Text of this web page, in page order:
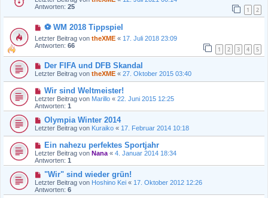
Antworten: 25 1 2
⚽ WM 2018 Tippspiel
Letzter Beitrag von theXME « 17. Juli 2018 23:09
Antworten: 66 1 2 3 4 5
Der FIFA und DFB Skandal
Letzter Beitrag von theXME « 27. Oktober 2015 03:40
Wir sind Weltmeister!
Letzter Beitrag von Marillo « 22. Juni 2015 12:25
Antworten: 1
Olympia Winter 2014
Letzter Beitrag von Kuraiko « 17. Februar 2014 10:18
Ein nahezu perfektes Sportjahr
Letzter Beitrag von Nana « 4. Januar 2014 18:34
Antworten: 1
"Wir" sind wieder grün!
Letzter Beitrag von Hoshino Kei « 17. Oktober 2012 12:26
Antworten: 6